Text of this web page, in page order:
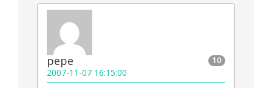
10
pepe
2007-11-07 16:15:00